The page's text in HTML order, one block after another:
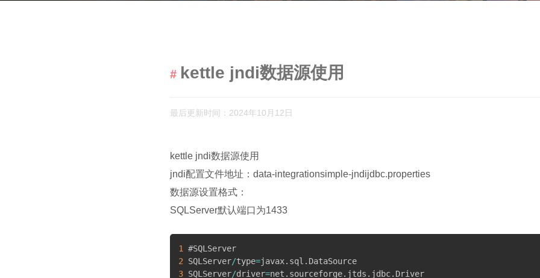
kettle jndi数据源使用
最后更新时间：2024年10月12日
kettle jndi数据源使用
jndi配置文件地址：data-integrationsimple-jndijdbc.properties
数据源设置格式：
SQLServer默认端口为1433
1
2 SQLServer/type=javax. sql .
3 SQLServer/driver=net . sourceforge. jtds . jdbc.